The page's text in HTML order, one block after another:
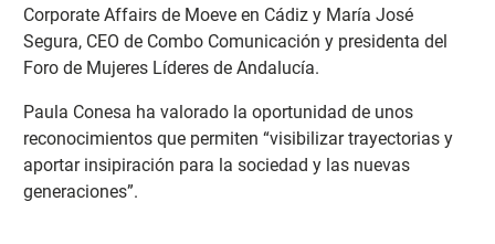
Corporate Affairs de Moeve en Cádiz y María José
Segura, CEO de Combo Comunicación y presidenta del
Foro de Mujeres Líderes de Andalucía.
Paula Conesa ha valorado la oportunidad de unos
reconocimientos que permiten “visibilizar trayectorias y
aportar insipiración para la sociedad y las nuevas
generaciones”.